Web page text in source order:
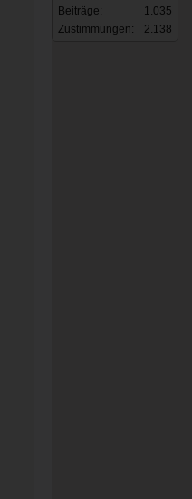
Beiträge:
1.035
Zustimmungen:
2.138